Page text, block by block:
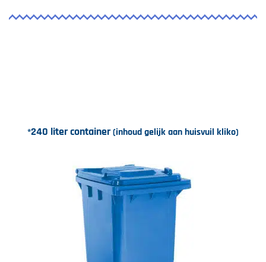
*240 liter container(inhoud gelijk aan huisvuil kliko)